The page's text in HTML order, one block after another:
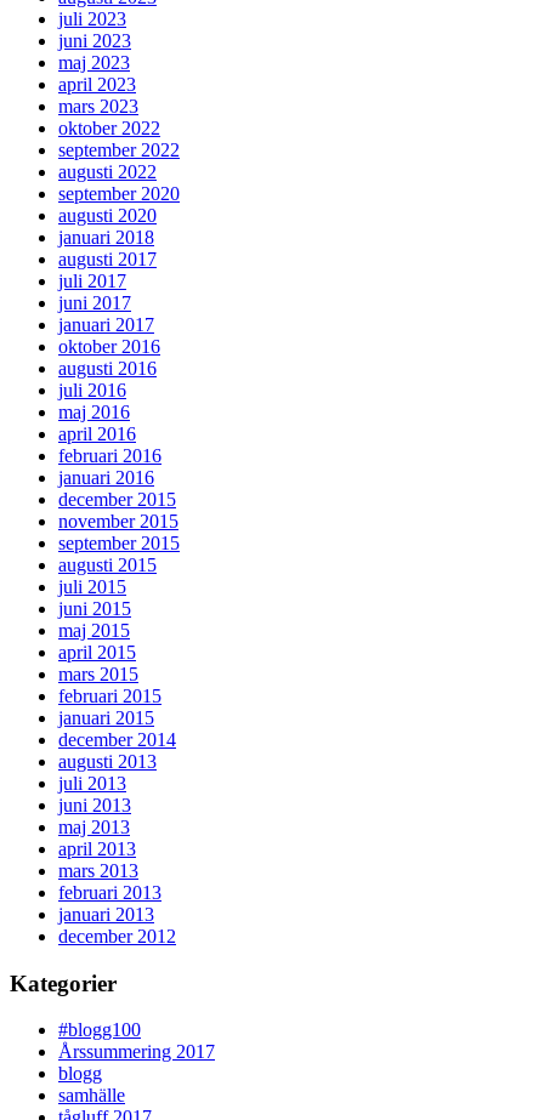
juli 2023
juni 2023
maj 2023
april 2023
mars 2023
oktober 2022
september 2022
augusti 2022
september 2020
augusti 2020
januari 2018
augusti 2017
juli 2017
juni 2017
januari 2017
oktober 2016
augusti 2016
juli 2016
maj 2016
april 2016
februari 2016
januari 2016
december 2015
november 2015
september 2015
augusti 2015
juli 2015
juni 2015
maj 2015
april 2015
mars 2015
februari 2015
januari 2015
december 2014
augusti 2013
juli 2013
juni 2013
maj 2013
april 2013
mars 2013
februari 2013
januari 2013
december 2012
Kategorier
#blogg100
Årssummering 2017
blogg
samhälle